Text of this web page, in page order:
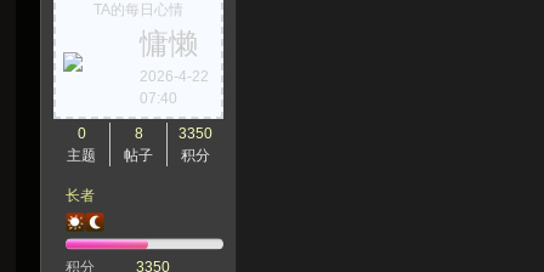
TA的每日心情
慵懒
2026-4-22
07:40
0
主题
8
帖子
3350
积分
长者
积分
3350